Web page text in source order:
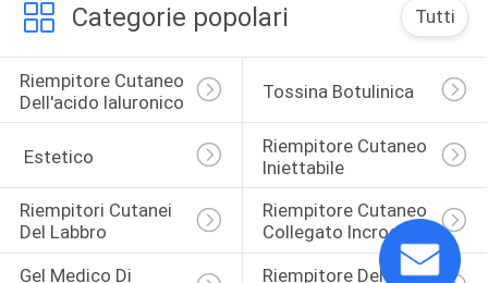
Categorie popolari Tutti
Riempitore Cutaneo
Dell'acido Ialuronico
Tossina Botulinica
Estetico
Riempitore Cutaneo
Iniettabile
Riempitori Cutanei
Del Labbro
Riempitore Cutaneo
Collegato Incrocio
Gel Medico Di
Riempitore Del